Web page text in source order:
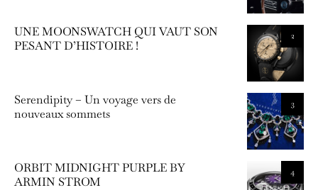
2
UNE MOONSWATCH QUI VAUT SON
PESANT D’HISTOIRE !
3
Serendipity – Un voyage vers de
nouveaux sommets
4
ORBIT MIDNIGHT PURPLE BY
ARMIN STROM